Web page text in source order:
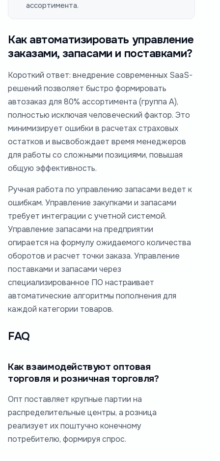
ассортимента.
Как автоматизировать управление
заказами, запасами и поставками?
Короткий ответ: внедрение современных SaaS-
решений позволяет быстро формировать
автозаказ для 80% ассортимента (группа А),
полностью исключая человеческий фактор. Это
минимизирует ошибки в расчетах страховых
остатков и высвобождает время менеджеров
для работы со сложными позициями, повышая
общую эффективность.
Ручная работа по управлению запасами ведет к
ошибкам. Управление закупками и запасами
требует интеграции с учетной системой.
Управление запасами на предприятии
опирается на формулу ожидаемого количества
оборотов и расчет точки заказа. Управление
поставками и запасами через
специализированное ПО настраивает
автоматические алгоритмы пополнения для
каждой категории товаров.
FAQ
Как взаимодействуют оптовая
торговля и розничная торговля?
Опт поставляет крупные партии на
распределительные центры, а розница
реализует их поштучно конечному
потребителю, формируя спрос.